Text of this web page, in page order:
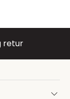
retur